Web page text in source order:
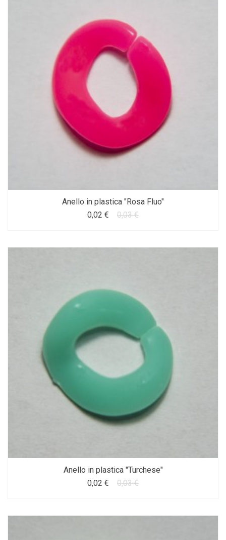
Anello in plastica "Rosa Fluo"
0,02 €
0,03 €
Anello in plastica "Turchese"
0,02 €
0,03 €